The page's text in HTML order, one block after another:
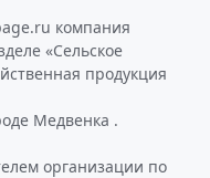
компания
«Сельское
продукция
Медвенка .
организации по